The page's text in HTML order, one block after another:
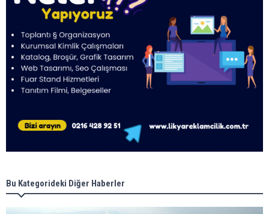
Bu Kategorideki Diğer Haberler